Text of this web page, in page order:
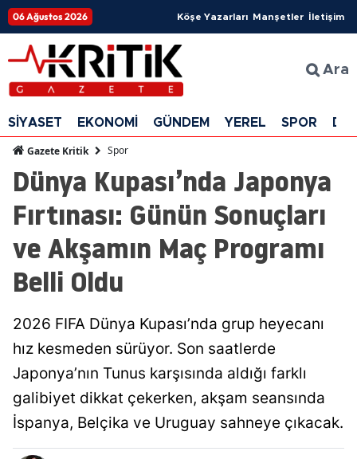
06 Ağustos 2026 Köşe Yazarları Manşetler İletişim
Ara
SİYASET EKONOMİ GÜNDEM YEREL SPOR
Gazete Kritik Spor
Dünya Kupası’nda Japonya
Fırtınası: Günün Sonuçları
ve Akşamın Maç Programı
Belli Oldu
2026 FIFA Dünya Kupası’nda grup heyecanı
hız kesmeden sürüyor. Son saatlerde
Japonya’nın Tunus karşısında aldığı farklı
galibiyet dikkat çekerken, akşam seansında
İspanya, Belçika ve Uruguay sahneye çıkacak.